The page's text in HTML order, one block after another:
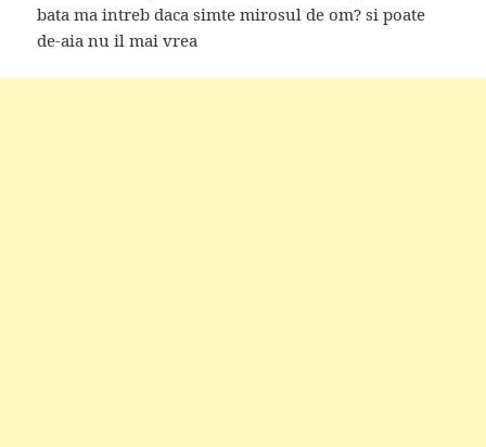
bata ma intreb daca simte mirosul de om? si poate
de-aia nu il mai vrea